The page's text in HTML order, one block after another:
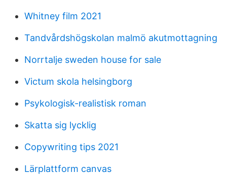
Whitney film 2021
Tandvårdshögskolan malmö akutmottagning
Norrtalje sweden house for sale
Victum skola helsingborg
Psykologisk-realistisk roman
Skatta sig lycklig
Copywriting tips 2021
Lärplattform canvas